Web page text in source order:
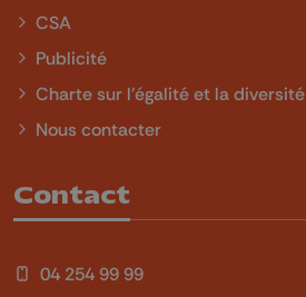
CSA
Publicité
Charte sur l'égalité et la diversité
Nous contacter
Contact
04 254 99 99